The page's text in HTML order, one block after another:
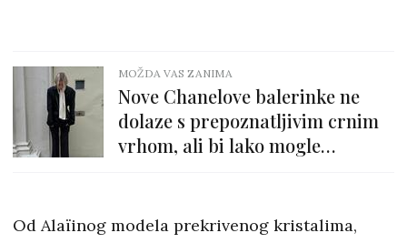
MOŽDA VAS ZANIMA
Nove Chanelove balerinke ne
dolaze s prepoznatljivim crnim
vrhom, ali bi lako mogle
Od Alaïinog modela prekrivenog kristalima,